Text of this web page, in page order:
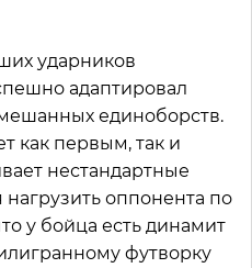
ударников
адаптировал
единоборств.
как первым, так и
нестандартные
оппонента по
у бойца есть динамит
футворку